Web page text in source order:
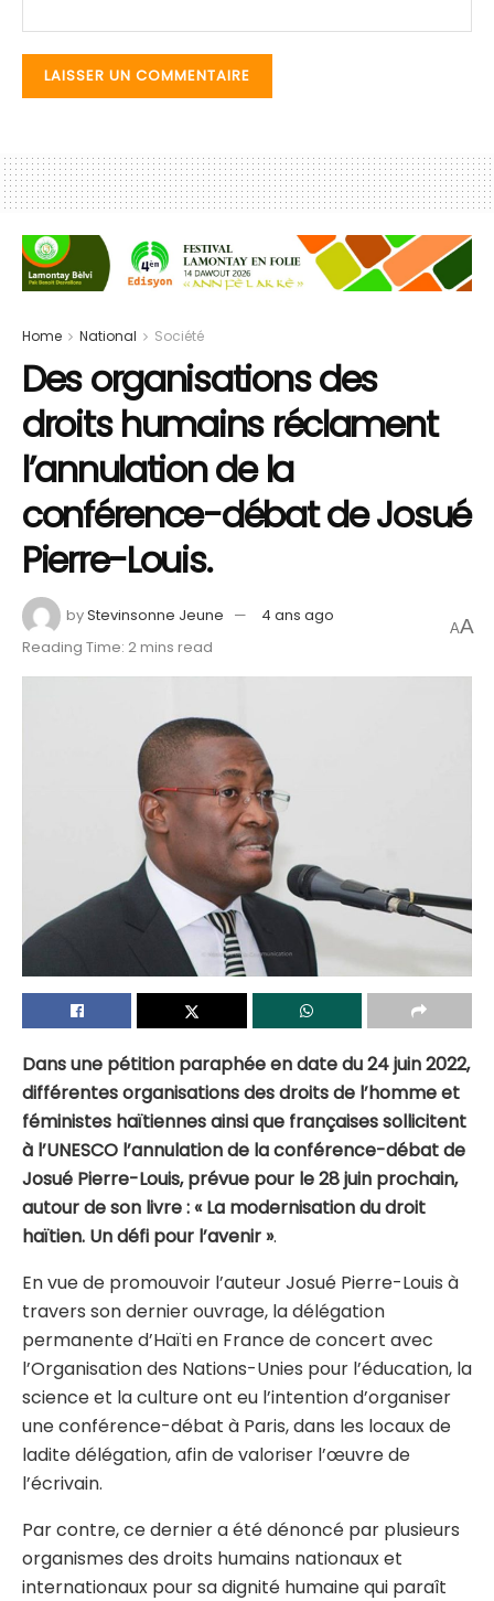
Home National Société
Des organisations des
droits humains réclament
l’annulation de la
conférence-débat de Josué
Pierre-Louis.
byStevinsonne Jeune
4 ans ago
Reading Time: 2 mins read
AA
Dans une pétition paraphée en date du 24 juin 2022,
différentes organisations des droits de l’homme et
féministes haïtiennes ainsi que françaises sollicitent
à l’UNESCO l’annulation de la conférence-débat de
Josué Pierre-Louis, prévue pour le 28 juin prochain,
autour de son livre : « La modernisation du droit
haïtien. Un défi pour l’avenir ».
En vue de promouvoir l’auteur Josué Pierre-Louis à
travers son dernier ouvrage, la délégation
permanente d’Haïti en France de concert avec
l’Organisation des Nations-Unies pour l’éducation, la
science et la culture ont eu l’intention d’organiser
une conférence-débat à Paris, dans les locaux de
ladite délégation, afin de valoriser l’œuvre de
l’écrivain.
Par contre, ce dernier a été dénoncé par plusieurs
organismes des droits humains nationaux et
internationaux pour sa dignité humaine qui paraît